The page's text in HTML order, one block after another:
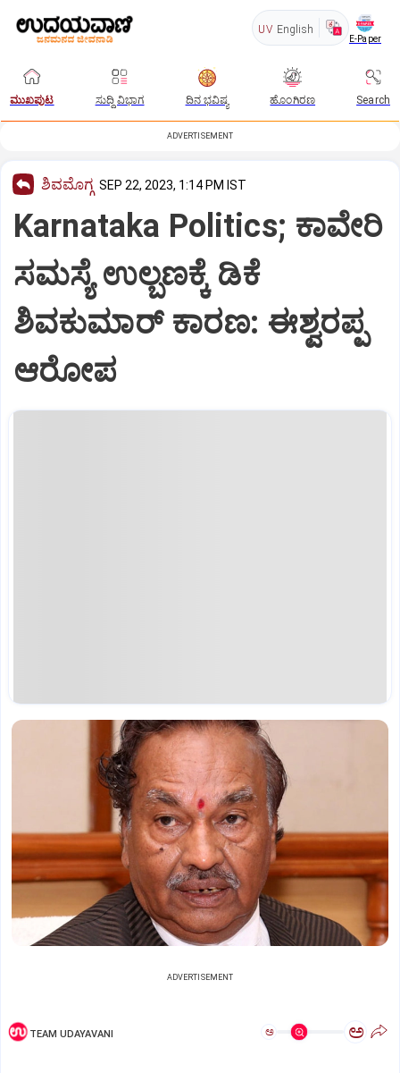
UV English
E-Paper
ಮುಖಪುಟ ಸುದ್ದಿ ವಿಭಾಗ ದಿನ ಭವಿಷ್ಯ ಹೊಂಗಿರಣ Search
ADVERTISEMENT
ಶಿವಮೊಗ್ಗ SEP 22, 2023, 1:14 PM IST
Karnataka Politics; ಕಾವೇರಿ
ಸಮಸ್ಯೆ ಉಲ್ಬಣಕ್ಕೆ ಡಿಕೆ
ಶಿವಕುಮಾರ್ ಕಾರಣ: ಈಶ್ವರಪ್ಪ
ಆರೋಪ
ADVERTISEMENT
TEAM UDAYAVANI ಅ ಅ